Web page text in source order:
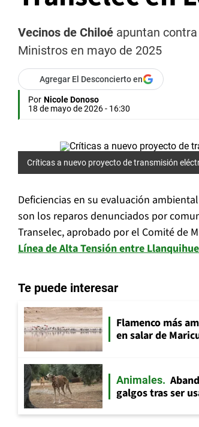
Vecinos de Chiloé apuntan
Ministros en mayo de 2025
Agregar El Desconcierto en
Por Nicole Donoso
18 de mayo de 2026 - 16:30
Críticas a nuevo proyecto de transmisión
Deficiencias en su evaluación
son los reparos denunciados por
Transelec, aprobado por el Comité de
Línea de Alta Tensión entre
Te puede interesar
Flamenco más
en salar de
Animales
galgos tras ser